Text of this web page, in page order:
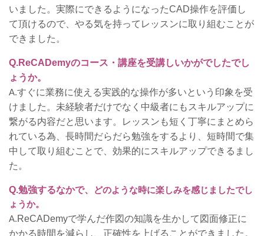
いました。実際にできるようになったCAD操作を評価し
て頂けるので、やる気を持ってレッスンに取り組むことが
できました。
Q.ReCADemyのコース・講座を受講しいかがでしたでし
ょうか。
A.すぐに業務に使える実践的な操作が多いという印象を受
けました。未経験者だけでなく中級者にもスキルアップに
繋がる内容だと思います。レッスンも短く丁寧にまとめら
れている為、長時間だらだら勉強をするより、短時間で集
中して取り組むことで、効果的にスキルアップできるまし
た。
Q.勉強するなかで、
どのような時に楽しみを感じましたでし
ょうか。
A.ReCADemyで学んだ作図の知識を生かして図面修正に
かかる時間を減らし、正確性を上げることができました。